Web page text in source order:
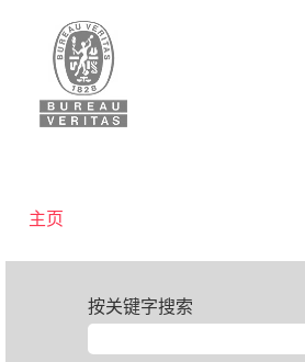
主页
按关键字搜索